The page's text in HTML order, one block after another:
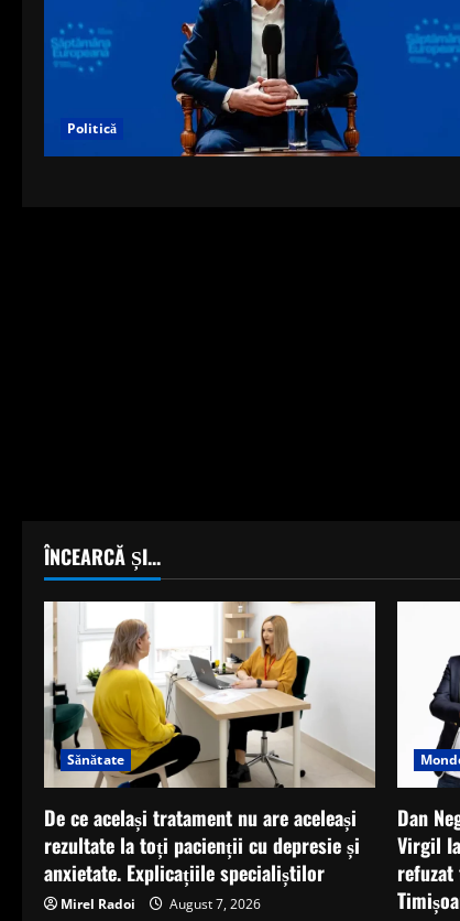
Politică
ÎNCEARCĂ ȘI...
Sănătate
De ce același tratament nu are aceleași
rezultate la toți pacienții cu depresie și
anxietate. Explicațiile specialiștilor
Mirel Radoi August 7, 2026
Dan
Virgil